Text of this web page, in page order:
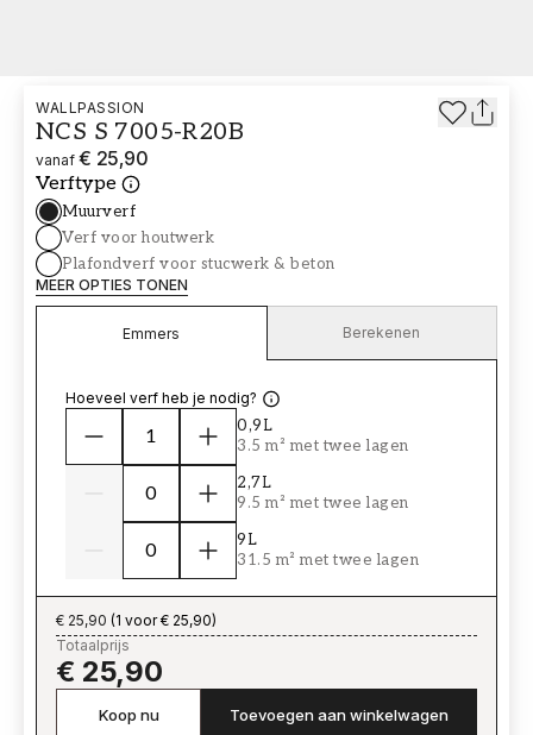
WALLPASSION
NCS S 7005-R20B
vanaf € 25,90
Verftype
Muurverf
Verf voor houtwerk
Plafondverf voor stucwerk & beton
MEER OPTIES TONEN
Emmers Berekenen
Hoeveel verf heb je nodig?
0,9L
3.5 m² met twee lagen
2,7L
9.5 m² met twee lagen
9L
31.5 m² met twee lagen
€ 25,90 (1 voor € 25,90)
Totaalprijs
€ 25,90
Koop nu Toevoegen aan winkelwagen